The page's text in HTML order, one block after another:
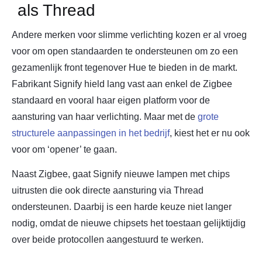
als Thread
Andere merken voor slimme verlichting kozen er al vroeg
voor om open standaarden te ondersteunen om zo een
gezamenlijk front tegenover Hue te bieden in de markt.
Fabrikant Signify hield lang vast aan enkel de Zigbee
standaard en vooral haar eigen platform voor de
aansturing van haar verlichting. Maar met de grote
structurele aanpassingen in het bedrijf, kiest het er nu ook
voor om ‘opener’ te gaan.
Naast Zigbee, gaat Signify nieuwe lampen met chips
uitrusten die ook directe aansturing via Thread
ondersteunen. Daarbij is een harde keuze niet langer
nodig, omdat de nieuwe chipsets het toestaan gelijktijdig
over beide protocollen aangestuurd te werken.